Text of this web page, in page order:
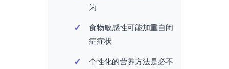
为
食物敏感性可能加重自闭
症症状
个性化的营养方法是必不